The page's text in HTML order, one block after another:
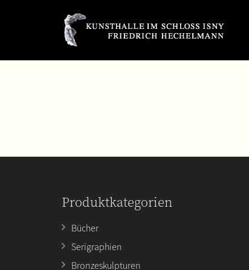
Produktkategorien
Bücher
Serigraphien
Bronzeskulpturen